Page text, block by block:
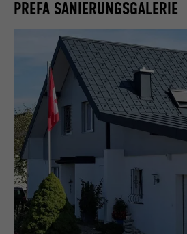
PREFA SANIERUNGSGALERIE
Anbieter LinkedIn
Laufzeit 2 Jahre
Zweck
Verwendet vom
LinkedIn für die
Verwendung von
Dienstleistungen.
Name bscookie